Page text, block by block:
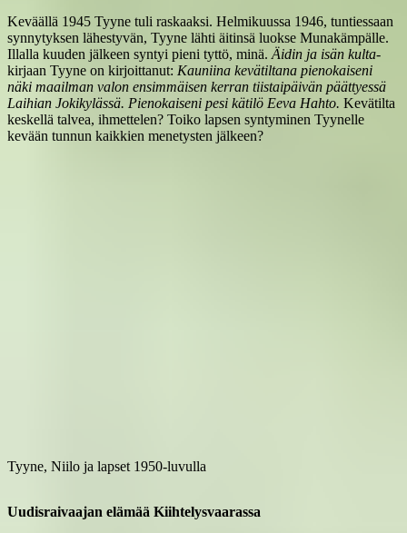
Keväällä 1945 Tyyne tuli raskaaksi. Helmikuussa 1946, tuntiessaan
synnytyksen lähestyvän, Tyyne lähti äitinsä luokse Munakämpälle.
Illalla kuuden jälkeen syntyi pieni tyttö, minä. Äidin ja isän kulta-
kirjaan Tyyne on kirjoittanut: Kauniina kevätiltana pienokaiseni
näki maailman valon ensimmäisen kerran tiistaipäivän päättyessä
Laihian Jokikylässä. Pienokaiseni pesi kätilö Eeva Hahto. Kevätilta
keskellä talvea, ihmettelen? Toiko lapsen syntyminen Tyynelle
kevään tunnun kaikkien menetysten jälkeen?
Tyyne, Niilo ja lapset 1950-luvulla
Uudisraivaajan elämää Kiihtelysvaarassa